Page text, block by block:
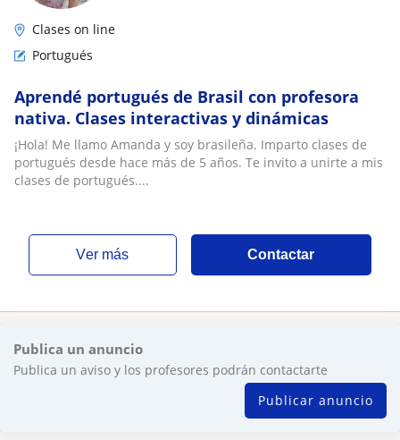
Clases on line
Portugués
Aprendé portugués de Brasil con profesora
nativa. Clases interactivas y dinámicas
¡Hola! Me llamo Amanda y soy brasileña. Imparto clases de
portugués desde hace más de 5 años. Te invito a unirte a mis
clases de portugués....
ver más Contactar
Publica un anuncio
Publica un aviso y los profesores podrán contactarte
Publicar anuncio